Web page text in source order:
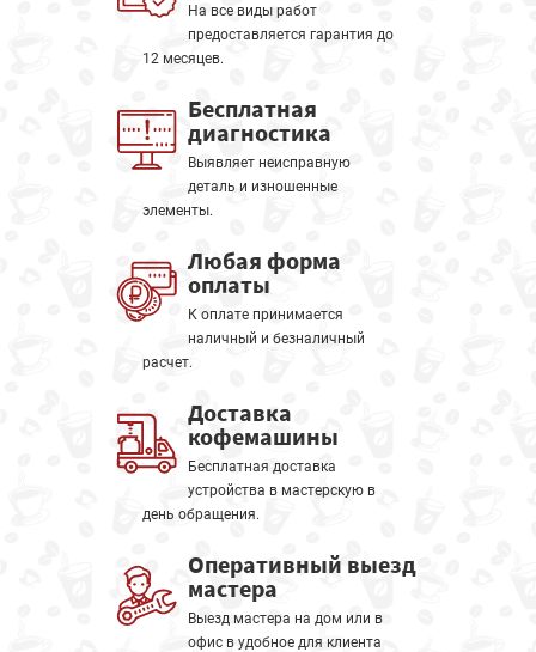
На все виды работ
предоставляется гарантия до
12 месяцев.
Бесплатная
диагностика
Выявляет неисправную
деталь и изношенные
элементы.
Любая форма
оплаты
К оплате принимается
наличный и безналичный
расчет.
Доставка
кофемашины
Бесплатная доставка
устройства в мастерскую в
день обращения.
Оперативный выезд
мастера
Выезд мастера на дом или в
офис в удобное для клиента